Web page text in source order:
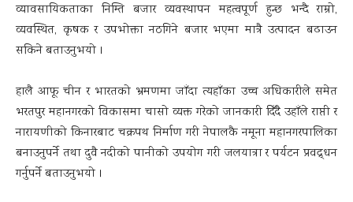
व्यावसायिकताका निम्ति बजार व्यवस्थापन महत्वपूर्ण हुन्छ भन्दै राम्रो,
व्यवस्थित, कृषक र उपभोक्ता नठगिने बजार भएमा मात्रै उत्पादन बढाउन
सकिने बताउनुभयो ।
हालै आफू चीन र भारतको भ्रमणमा जाँदा त्यहाँका उच्च अधिकारीले समेत
भरतपुर महानगरको विकासमा चासो व्यक्त गरेको जानकारी दिँदै उहाँले राप्ती र
नारायणीको किनारबाट चक्रपथ निर्माण गरी नेपालकै नमूना महानगरपालिका
बनाउनुपर्ने तथा दुवै नदीको पानीको उपयोग गरी जलयात्रा र पर्यटन प्रवद्र्धन
गर्नुपर्ने बताउनुभयो ।